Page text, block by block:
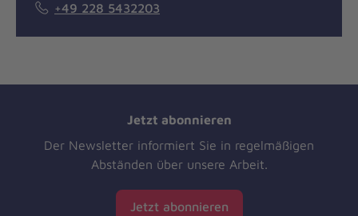
+49 228 5432203
Jetzt abonnieren
Der Newsletter informiert Sie in regelmäßigen
Abständen über unsere Arbeit.
Jetzt abonnieren